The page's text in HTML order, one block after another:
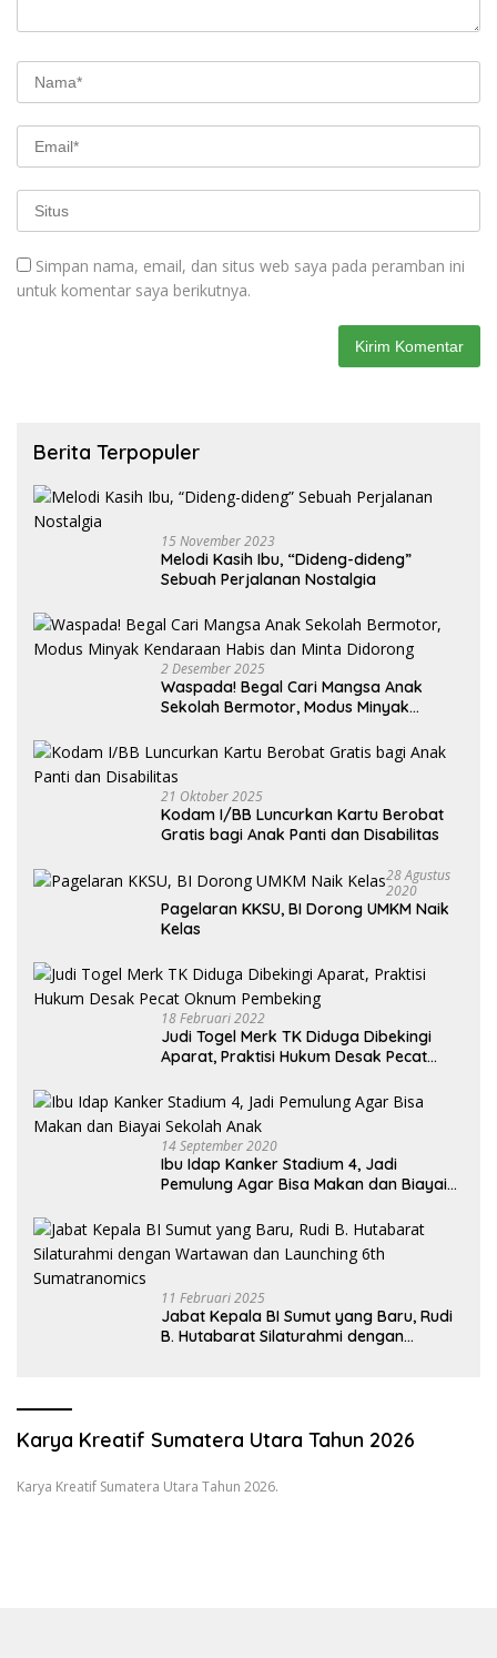
Simpan nama, email, dan situs web saya pada peramban ini
untuk komentar saya berikutnya.
Berita Terpopuler
15 November 2023
Melodi Kasih Ibu, “Dideng-dideng”
Sebuah Perjalanan Nostalgia
2 Desember 2025
Waspada! Begal Cari Mangsa Anak
Sekolah Bermotor, Modus Minyak
21 Oktober 2025
Kodam I/BB Luncurkan Kartu Berobat
Gratis bagi Anak Panti dan Disabilitas
28 Agustus
2020
Pagelaran KKSU, BI Dorong UMKM Naik
Kelas
18 Februari 2022
Judi Togel Merk TK Diduga Dibekingi
Aparat, Praktisi Hukum Desak Pecat
14 September 2020
Ibu Idap Kanker Stadium 4, Jadi
Pemulung Agar Bisa Makan dan Biayai
11 Februari 2025
Jabat Kepala BI Sumut yang Baru, Rudi
B. Hutabarat Silaturahmi dengan
Karya Kreatif Sumatera Utara Tahun 2026
Karya Kreatif Sumatera Utara Tahun 2026.